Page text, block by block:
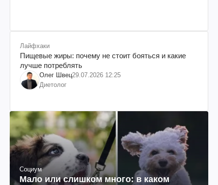
Лайфхаки
Пищевые жиры: почему не стоит бояться и какие
лучше потреблять
Олег Швец29.07.2026 12:25
Диетолог
Социум
Мало или слишком много: в каком